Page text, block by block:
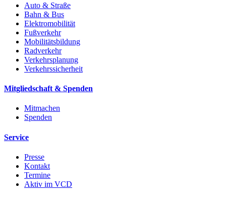
Auto & Straße
Bahn & Bus
Elektromobilität
Fußverkehr
Mobilitätsbildung
Radverkehr
Verkehrsplanung
Verkehrssicherheit
Mitgliedschaft & Spenden
Mitmachen
Spenden
Service
Presse
Kontakt
Termine
Aktiv im VCD